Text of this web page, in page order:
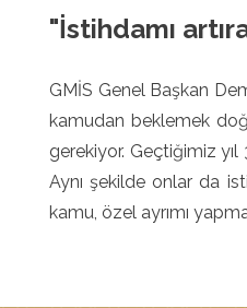
"İstihdamı
GMİS Genel Başkan
kamudan beklemek
gerekiyor. Geçtiğimiz yıl
Aynı şekilde onlar da
kamu, özel ayrımı